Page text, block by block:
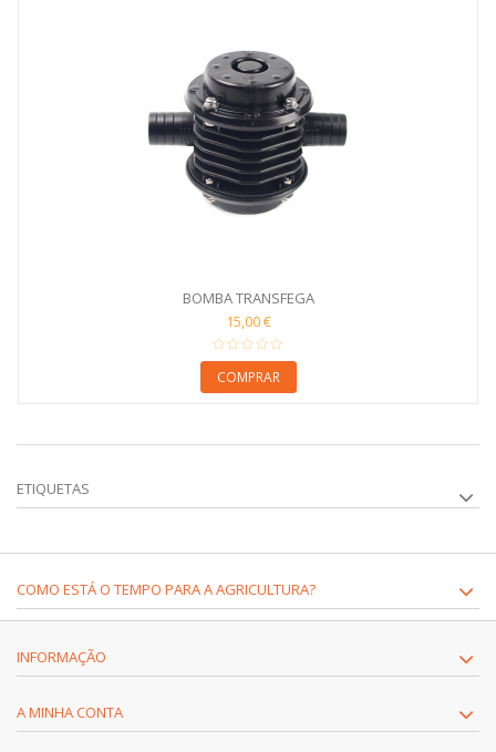
BOMBA TRANSFEGA
15,00 €
COMPRAR
ETIQUETAS
COMO ESTÁ O TEMPO PARA A AGRICULTURA?
INFORMAÇÃO
A MINHA CONTA